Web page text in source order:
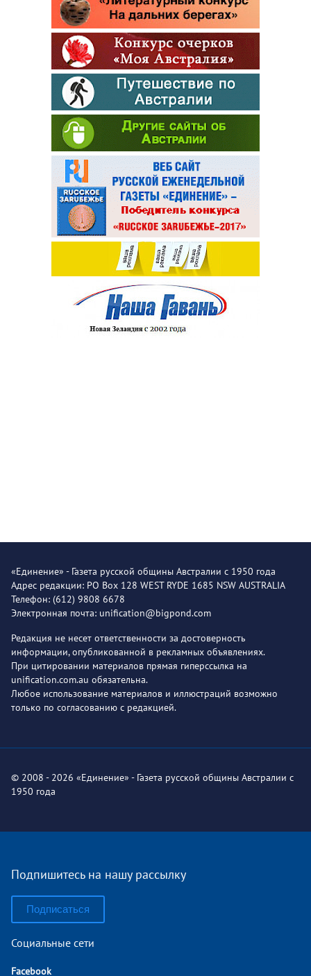
«Единение» - Газета русской общины Австралии с 1950 года
Адрес редакции: PO Box 128 WEST RYDE 1685 NSW AUSTRALIA
Телефон: (612) 9808 6678
Электронная почта: unification@bigpond.com
Редакция не несет ответственности за достоверность
информации, опубликованной в рекламных объявлениях.
При цитировании материалов прямая гиперссылка на
unification.com.au обязательна.
Любое использование материалов и иллюстраций возможно
только по согласованию с редакцией.
© 2008 - 2026 «Единение» - Газета русской общины Австралии с
1950 года
Подпишитесь на нашу рассылку
Подписаться
Социальные сети
Facebook